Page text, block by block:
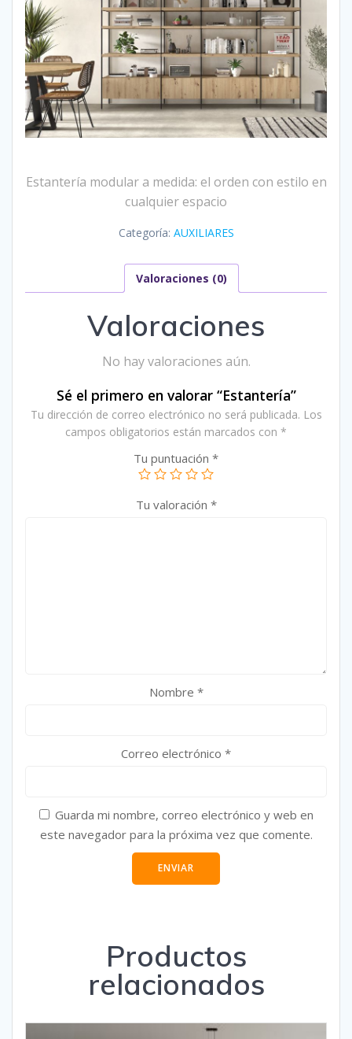
Estantería modular a medida: el orden con estilo en
cualquier espacio
Categoría: AUXILIARES
Valoraciones (0)
Valoraciones
No hay valoraciones aún.
Sé el primero en valorar “Estantería”
Tu dirección de correo electrónico no será publicada. Los
campos obligatorios están marcados con *
Tu puntuación *
Tu valoración *
Nombre *
Correo electrónico *
Guarda mi nombre, correo electrónico y web en
este navegador para la próxima vez que comente.
Productos
relacionados